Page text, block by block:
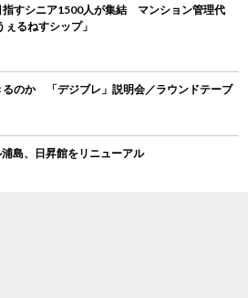
指すシニア1500人が集結 マンション管理代
るねすシップ」
のか 「デジブレ」説明会／ラウンドテーブ
島、日昇館をリニューアル